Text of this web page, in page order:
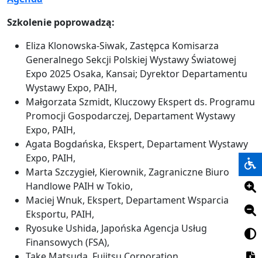
Szkolenie poprowadzą:
Eliza Klonowska-Siwak, Zastępca Komisarza
Generalnego Sekcji Polskiej Wystawy Światowej
Expo 2025 Osaka, Kansai; Dyrektor Departamentu
Wystawy Expo, PAIH,
Małgorzata Szmidt, Kluczowy Ekspert ds. Programu
Promocji Gospodarczej, Departament Wystawy
Expo, PAIH,
Agata Bogdańska, Ekspert, Departament Wystawy
Expo, PAIH,
Marta Szczygieł, Kierownik, Zagraniczne Biuro
Handlowe PAIH w Tokio,
Maciej Wnuk, Ekspert, Departament Wsparcia
Eksportu, PAIH,
Ryosuke Ushida, Japońska Agencja Usług
Finansowych (FSA),